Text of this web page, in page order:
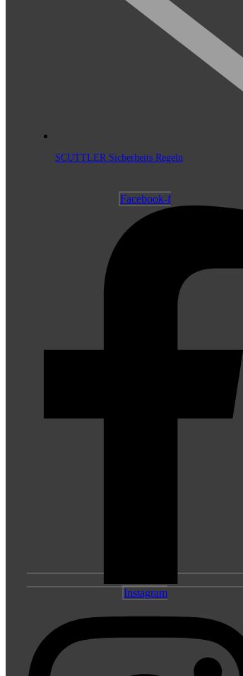
SCUTTLER Sicherheits Regeln
Facebook-f
Instagram